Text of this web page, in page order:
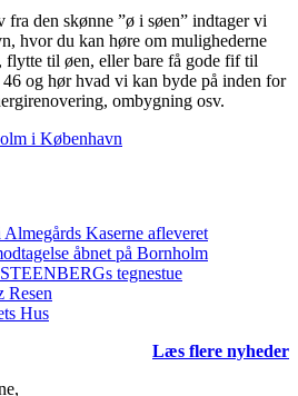
fra den skønne ”ø i søen” indtager vi
hvor du kan høre om mulighederne
flytte til øen, eller bare få gode fif til
og hør hvad vi kan byde på inden for
ombygning osv.
i København
Kaserne afleveret
åbnet på Bornholm
tegnestue
Resen
Hus
Læs flere nyheder